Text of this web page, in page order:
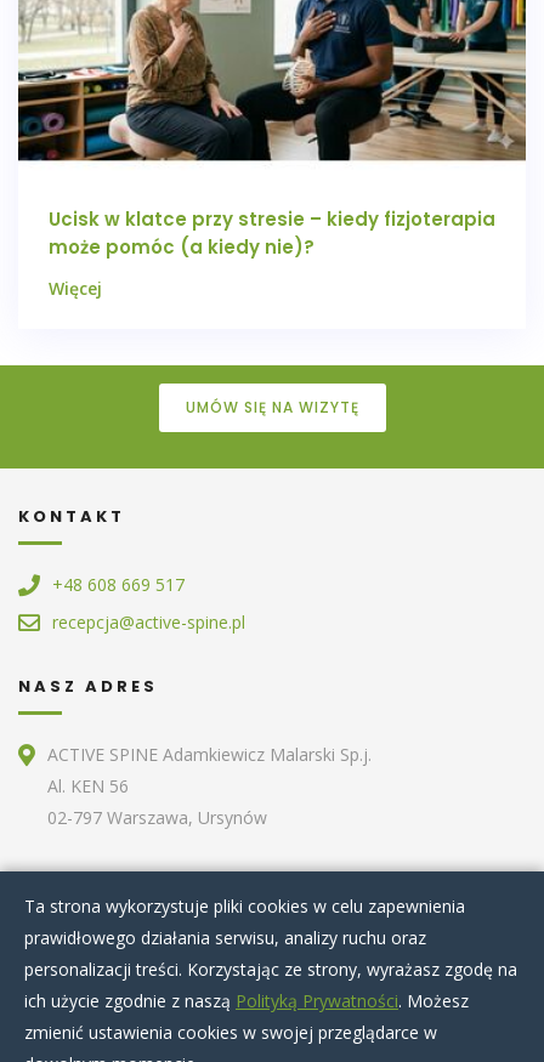
Ucisk w klatce przy stresie – kiedy fizjoterapia
może pomóc (a kiedy nie)?
Więcej
UMÓW SIĘ NA WIZYTĘ
KONTAKT
+48 608 669 517
recepcja@active-spine.pl
NASZ ADRES
ACTIVE SPINE Adamkiewicz Malarski Sp.j.
Al. KEN 56
02-797 Warszawa, Ursynów
O nas
Terapie specjalistyczne
Zabiegi kosmetyczne
Artykuły
Nasz zespół
Cennik
Kontakt
Ta strona wykorzystuje pliki cookies w celu zapewnienia
prawidłowego działania serwisu, analizy ruchu oraz
personalizacji treści. Korzystając ze strony, wyrażasz zgodę na
ich użycie zgodnie z naszą Polityką Prywatności. Możesz
zmienić ustawienia cookies w swojej przeglądarce w